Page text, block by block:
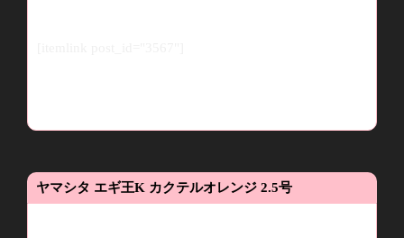
ヤマシタ エギ王K カクテルオレンジ 2.5号